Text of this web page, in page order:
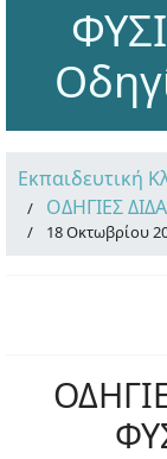
Εκπαιδευτική
ΟΔΗΓΙΕΣ
18 Οκτωβρίου